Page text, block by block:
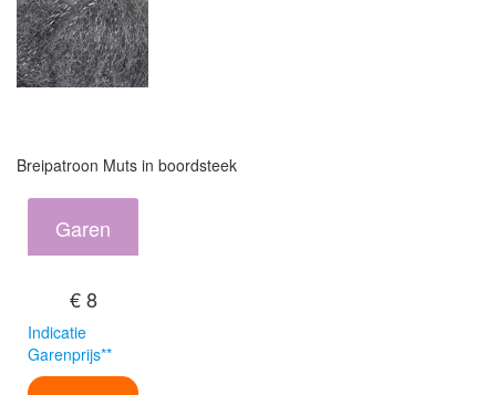
Breipatroon Muts in boordsteek
Garen
€ 8
Indicatie
Garenprijs**